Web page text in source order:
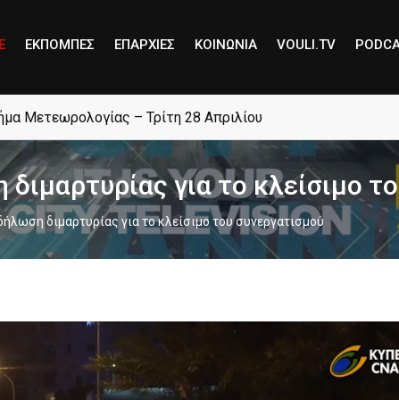
ΕΚΠΟΜΠΕΣ ΕΠΑΡΧΙΕΣ ΚΟΙΝΩΝΙΑ VOULI.TV
Μετεωρολογίας – Τρίτη 28 Απριλίου
για το κλείσιμο
διμαρτυρίας για το κλείσιμο του συνεργατισμού